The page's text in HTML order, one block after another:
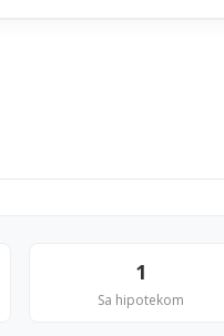
1
Sa hipotekom